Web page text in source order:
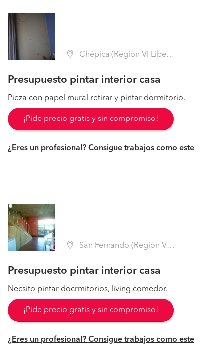
Chépica (Región VI Libertador B. O'Higgins - Colchagua)
Presupuesto pintar interior casa
Pieza con papel mural retirar y pintar dormitorio.
¡Pide precio gratis y sin compromiso!
¿Eres un profesional? Consigue trabajos como este
San Fernando (Región VI Libertador B. O'Higgins - Colchagua)
Presupuesto pintar interior casa
Necsito pintar docrmitorios, living comedor.
¡Pide precio gratis y sin compromiso!
¿Eres un profesional? Consigue trabajos como este